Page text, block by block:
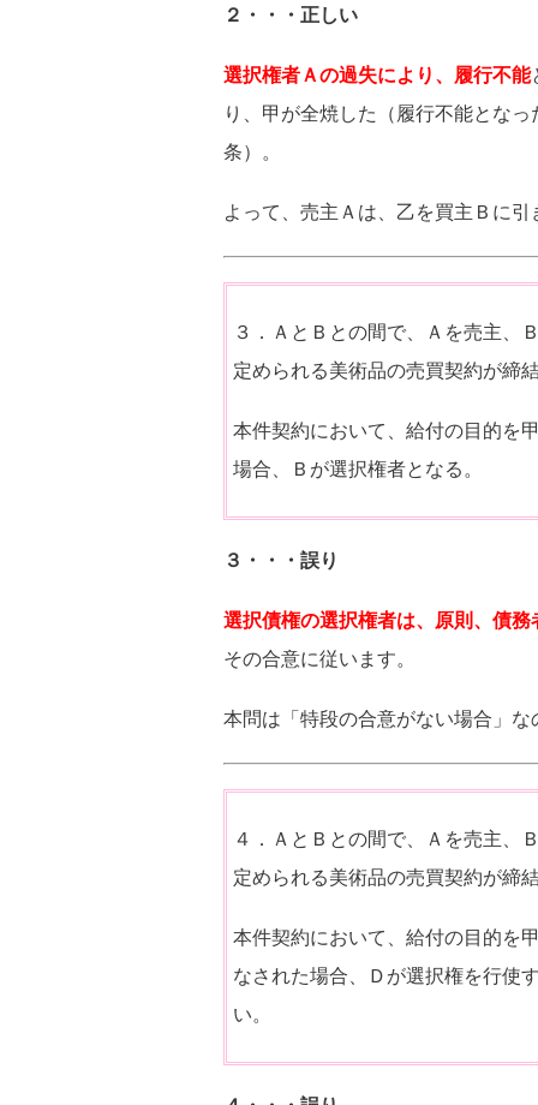
２・・・正しい
選択権者Ａの過失により、履行不能
り、甲が全焼した（履行不能とな
条）。
よって、売主Ａは、乙を買主Ｂに引
３．ＡとＢとの間で、Ａを売主、
定められる美術品の売買契約が締結
本件契約において、給付の目的を
場合、Ｂが選択権者となる。
３・・・誤り
選択債権の選択権者は、原則、債務
その合意に従います。
本問は「特段の合意がない場合」な
４．ＡとＢとの間で、Ａを売主、
定められる美術品の売買契約が締結
本件契約において、給付の目的を
なされた場合、Ｄが選択権を行使
い。